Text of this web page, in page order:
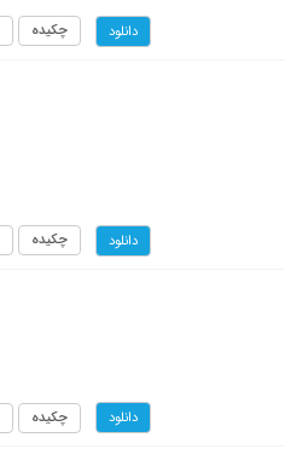
دانلود چکیده
دانلود چکیده
دانلود چکیده